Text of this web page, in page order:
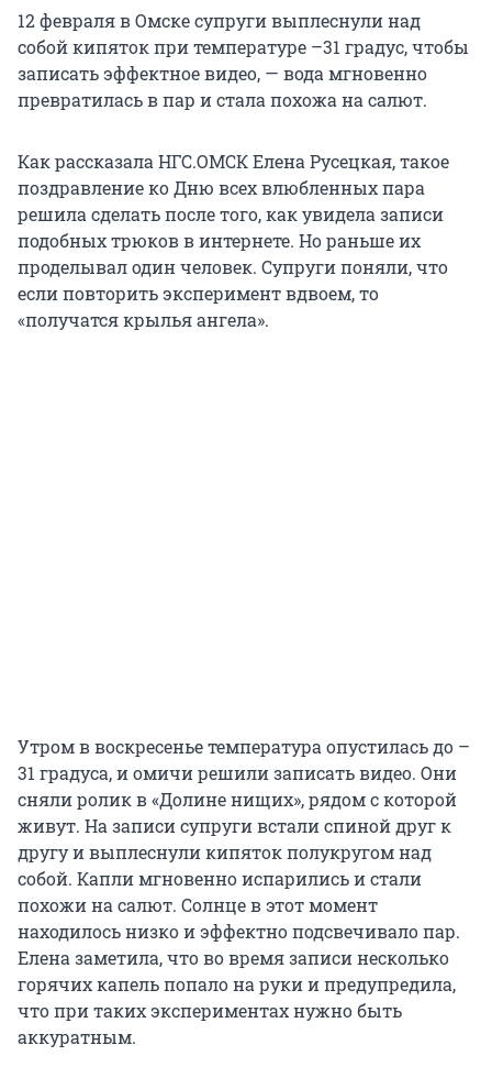
12 февраля в Омске супруги выплеснули над
собой кипяток при температуре –31 градус, чтобы
записать эффектное видео, — вода мгновенно
превратилась в пар и стала похожа на салют.
Как рассказала НГС.ОМСК Елена Русецкая, такое
поздравление ко Дню всех влюбленных пара
решила сделать после того, как увидела записи
подобных трюков в интернете. Но раньше их
проделывал один человек. Супруги поняли, что
если повторить эксперимент вдвоем, то
«получатся крылья ангела».
Утром в воскресенье температура опустилась до –
31 градуса, и омичи решили записать видео. Они
сняли ролик в «Долине нищих», рядом с которой
живут. На записи супруги встали спиной друг к
другу и выплеснули кипяток полукругом над
собой. Капли мгновенно испарились и стали
похожи на салют. Солнце в этот момент
находилось низко и эффектно подсвечивало пар.
Елена заметила, что во время записи несколько
горячих капель попало на руки и предупредила,
что при таких экспериментах нужно быть
аккуратным.